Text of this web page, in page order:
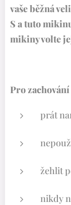
vaše běžná
S a tuto
mikiny volte
Pro
prát
žehlit
nikdy